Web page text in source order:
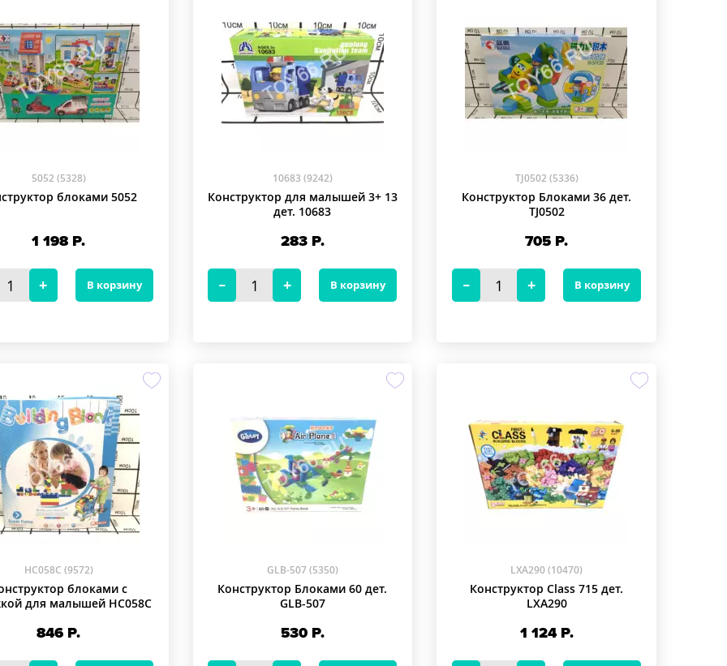
5052 (5328)
блоками 5052
1 198 Р.
В корзину
10683 (9242)
Конструктор для малышей 3+ 13
дет. 10683
283Р.
В корзину
TJ0502 (5336)
Конструктор Блоками 36 дет.
TJ0502
705 Р.
В корзину
HC058C (9572)
блоками с
для малышей HC058C
846 Р.
GLB-507 (5350)
Конструктор Блоками 60 дет.
GLB-507
530Р.
LXA290 (10470)
Конструктор Class 715 дет.
LXA290
1 124Р.